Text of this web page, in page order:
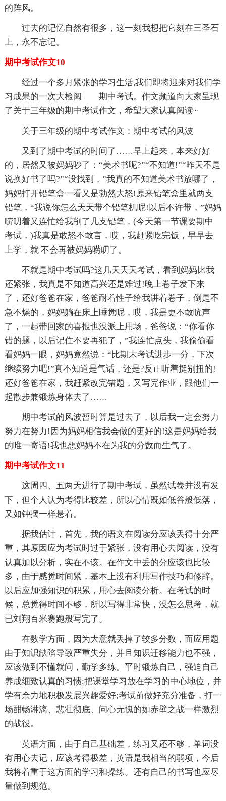
的阵风。
过去的记忆自然有很多，这一刻我想把它刻在三圣石
上，永不忘记。
期中考试作文10
经过一个多月紧张的学习生活,我们即将迎来对我们学
习成果的一次大检阅——期中考试。作文频道向大家呈现
了关于三年级的期中考试作文，希望大家认真阅读~
关于三年级的期中考试作文：期中考试的风波
又到了期中考试的时间了……早上起来，本来好好
的，居然又被妈妈吵了：“美术书呢?”“不知道!”“昨天不是
说换好书了吗?”“没找到，”我真的不知道美术书放哪了，
妈妈打开铅笔盒一看又是勃然大怒!原来铅笔盒里就两支
铅笔，“我说你怎么天天带个铅笔机呢!以后不许带，”妈妈
唠叨着又连忙给我削了几支铅笔，(今天第一节课要期中
考试，)我真是敢怒不敢言，哎，我赶紧吃完饭，早早去
上学，就 不会再被妈妈唠叨了。
不就是期中考试吗?这几天天天考试，看到妈妈比我
还紧张，我真是不知道高兴还是难过!晚上卷子发下来
了，还好爸爸在家，爸爸耐着性子给我讲着卷子，倒是不
急不燥的，妈妈躺在床上睡觉呢，哎，我是更不敢吭声
了，一起带回家的喜报也没派上用场，爸爸说：“你看你
错的题，以后记住不要再犯了，”我连忙点头，我偷偷看
看妈妈一眼，妈妈竟然说：“比期末考试进步一分，下次
继续努力吧!”真不知道是气话，还是?反正听着挺别扭的!
还好爸爸在家，我赶紧改完错题，又写完作业，跟他们一
起散步兼锻炼身体去了……
期中考试的风波暂时算是过去了，以后我一定会努力
努力在努力!因为妈妈相信我会做的更好的!这是妈妈给我
的唯一寄语!我也想妈妈不在为我的分数而生气了。
期中考试作文11
这周四、五两天进行了期中考试，虽然试卷并没有发
下，但个人认为考得比较差，所以心情既如低谷般低落，
又如钟摆一样悬着。
据我估计，首先，我的语文在阅读分应该丢得十分严
重，其原因应为考试时过于紧张，没有用心去阅读，没有
认真加以分析，实在不该。在作文中丢的分应该也比较
多，由于感觉时间紧，基本上没有利用写作技巧和修辞。
以后应加强知识的积累，用心去阅读分析。在考试的时
候，总觉得时间不够，所以写得非常快，没怎么思考，就
已刘翔百米赛跑般写完了。
在数学方面，因为大意就丢掉了较多分数，而应用题
由于知识缺陷导致严重失分，并且知识迁移能力也不强，
应该做到不懂就问，勤学多练。平时锻炼自己，强迫自己
养成细致认真的习惯;把课堂学习放在学习的中心地位，并
学有余力地积极发展兴趣爱好;考试前做好充分准备，打一
场酣畅淋漓、悲壮彻底、问心无愧的如赤壁之战一样激烈
的战役。
英语方面，由于自己基础差，练习又还不够，单词没
有用心去记，应该考得极差，英语是我相当的弱项，今后
我将着重于这方面的学习和操练。还有自己的书写也应尽
量做到规范。